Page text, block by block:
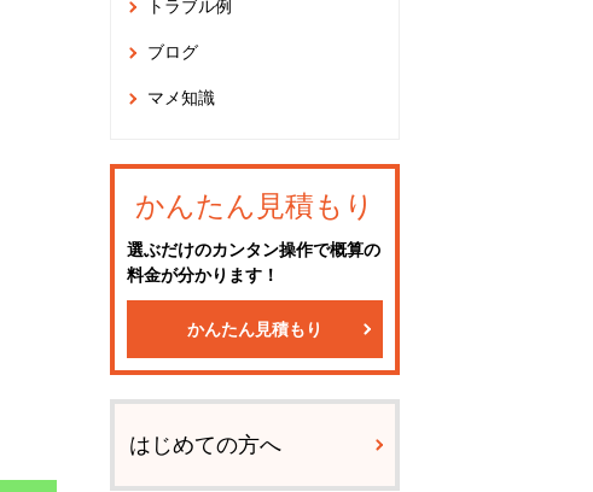
トラブル例
ブログ
マメ知識
かんたん見積もり
選ぶだけのカンタン操作で概算の
料金が分かります！
かんたん見積もり
はじめての方へ